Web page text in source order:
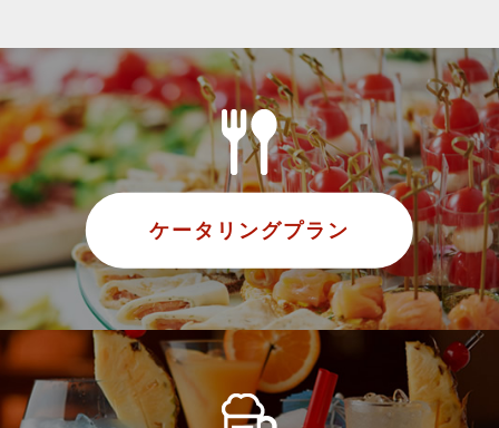
ケータリングプラン